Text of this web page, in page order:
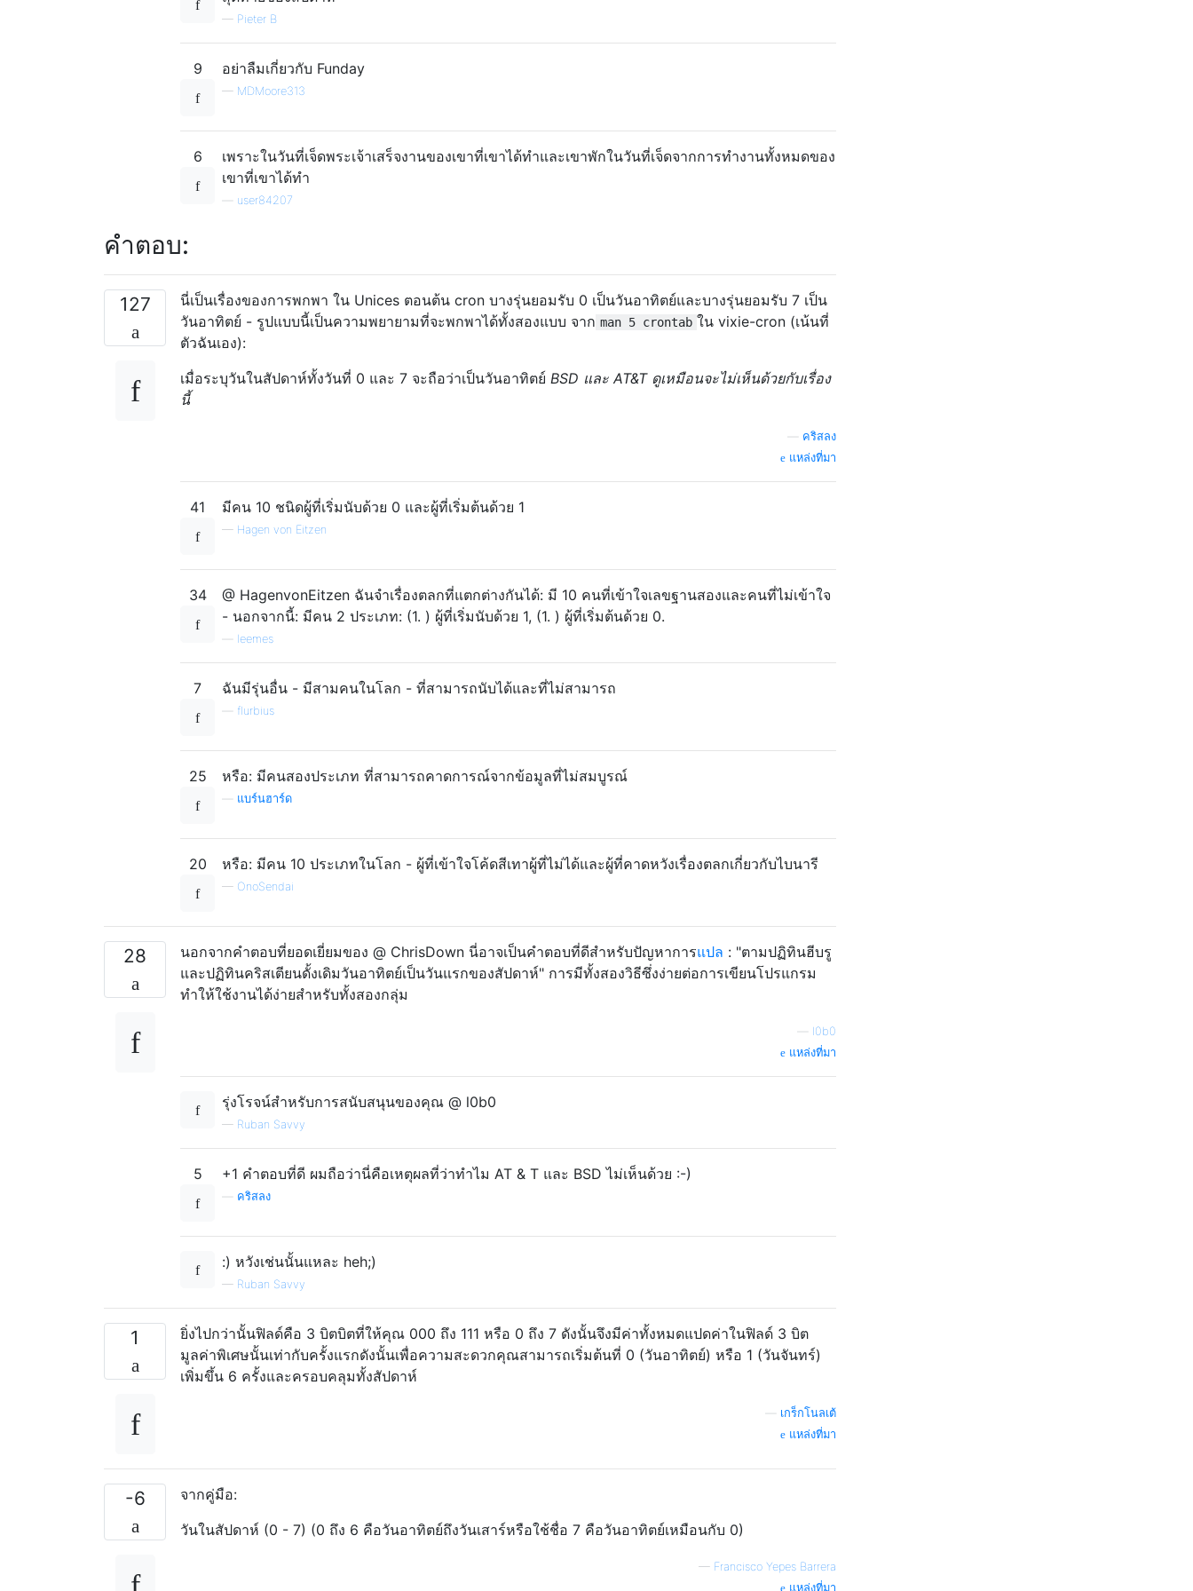
— Pieter B
9 อย่าลืมเกี่ยวกับ Funday
— MDMoore313
6
เพราะในวันที่เจ็ดพระเจ้าเสร็จงานของเขาที่เขาได้ทำและเขาพักในวันที่เจ็ดจากการทำงานทั้งหมดของ
เขาที่เขาได้ทำ
user84207
คำตอบ:
127
นี่เป็นเรื่องของการพกพา ใน Unices ตอนต้น cron บางรุ่นยอมรับ 0 เป็นวันอาทิตย์และบางรุ่นยอมรับ 7 เป็น
วันอาทิตย์ - รูปแบบนี้เป็นความพยายามที่จะพกพาได้ทั้งสองแบบ จาก man 5 crontab ใน vixie-cron (เน้นที่
ตัวฉันเอง):
เมื่อระบุวันในสัปดาห์ทั้งวันที่ 0 และ 7 จะถือว่าเป็นวันอาทิตย์ BSD และ AT&T ดูเหมือนจะไม่เห็นด้วยกับเรื่อง
นี้
คริสลง
แหล่งที่มา
41 มีคน 10 ชนิดผู้ที่เริ่มนับด้วย 0 และผู้ที่เริ่มต้นด้วย 1
— Hagen von Eitzen
34
@ HagenvonEitzen ฉันจำเรื่องตลกที่แตกต่างกันได้: มี 10 คนที่เข้าใจเลขฐานสองและคนที่ไม่เข้าใจ
- นอกจากนี้: มีคน 2 ประเภท: (1. ) ผู้ที่เริ่มนับด้วย 1, (1. ) ผู้ที่เริ่มต้นด้วย 0.
leemes
7 ฉันมีรุ่นอื่น - มีสามคนในโลก - ที่สามารถนับได้และที่ไม่สามารถ
flurbius
25 หรือ: มีคนสองประเภท ที่สามารถคาดการณ์จากข้อมูลที่ไม่สมบูรณ์
แบร์นฮาร์ด
20 หรือ: มีคน 10 ประเภทในโลก - ผู้ที่เข้าใจโค้ดสีเทาผู้ที่ไม่ได้และผู้ที่คาดหวังเรื่องตลกเกี่ยวกับไบนารี
— OnoSendai
28 นอกจากคำตอบที่ยอดเยี่ยมของ @ ChrisDown นี่อาจเป็นคำตอบที่ดีสำหรับปัญหาการแปล : "ตามปฏิทินฮีบรู
และปฏิทินคริสเตียนดั้งเดิมวันอาทิตย์เป็นวันแรกของสัปดาห์" การมีทั้งสองวิธีซึ่งง่ายต่อการเขียนโปรแกรม
ทำให้ใช้งานได้ง่ายสำหรับทั้งสองกลุ่ม
l0b0
แหล่งที่มา
รุ่งโรจน์สำหรับการสนับสนุนของคุณ @ l0b0
— Ruban Savvy
5 +1 คำตอบที่ดี ผมถือว่านี่คือเหตุผลที่ว่าทำไม AT & T และ BSD ไม่เห็นด้วย :-)
คริสลง
:) หวังเช่นนั้นแหละ heh;)
— Ruban Savvy
1
ยิ่งไปกว่านั้นฟิลด์คือ 3 บิตบิตที่ให้คุณ 000 ถึง 111 หรือ 0 ถึง 7 ดังนั้นจึงมีค่าทั้งหมดแปดค่าในฟิลด์ 3 บิต
มูลค่าพิเศษนั้นเท่ากับครั้งแรกดังนั้นเพื่อความสะดวกคุณสามารถเริ่มต้นที่ 0 (วันอาทิตย์) หรือ 1 (วันจันทร์)
เพิ่มขึ้น 6 ครั้งและครอบคลุมทั้งสัปดาห์
เกร็กโนลเต้
แหล่งที่มา
-6
จากคู่มือ:
วันในสัปดาห์ (0 - 7) (0 ถึง 6 คือวันอาทิตย์ถึงวันเสาร์หรือใช้ชื่อ 7 คือวันอาทิตย์เหมือนกับ 0)
— Francisco Yepes Barrera
แหล่งที่มา